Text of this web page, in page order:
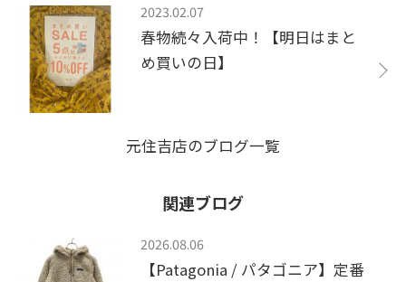
2023.02.07
春物続々入荷中！【明日はまと
め買いの日】
元住吉店のブログ一覧
関連ブログ
2026.08.06
【Patagonia / パタゴニア】定番